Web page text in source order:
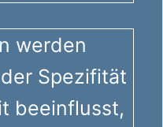
werden
Spezifität
beeinflusst,